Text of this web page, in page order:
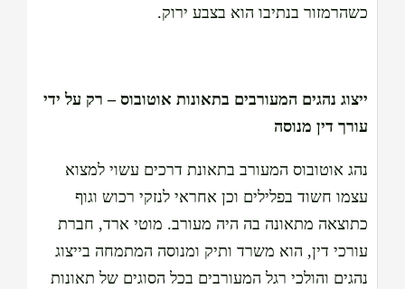
כשהרמזור בנתיבו הוא בצבע ירוק.
ייצוג נהגים המעורבים בתאונות אוטובוס – רק על ידי
עורך דין מנוסה
נהג אוטובוס המעורב בתאונת דרכים עשוי למצוא
עצמו חשוד בפלילים וכן אחראי לנזקי רכוש וגוף
כתוצאה מתאונה בה היה מעורב. מוטי ארד, חברת
עורכי דין, הוא משרד ותיק ומנוסה המתמחה בייצוג
נהגים והולכי רגל המעורבים בכל הסוגים של תאונות